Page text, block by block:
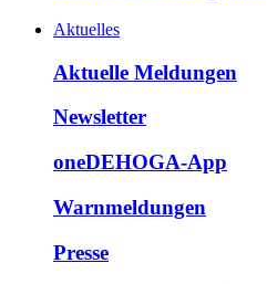
Aktuelles
Aktuelle Meldungen
Newsletter
oneDEHOGA-App
Warnmeldungen
Presse